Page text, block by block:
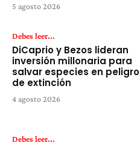
5 agosto 2026
Debes leer...
DiCaprio y Bezos lideran
inversión millonaria para
salvar especies en peligro
de extinción
4 agosto 2026
Debes leer...